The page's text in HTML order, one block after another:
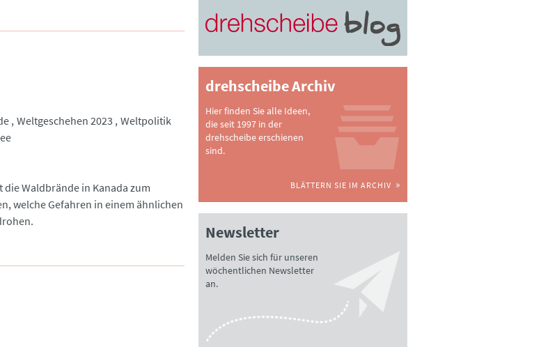
Weltgeschehen 2023 Weltpolitik
Waldbrände in Kanada zum
welche Gefahren in einem ähnlichen
drehscheibe Archiv
Hier finden Sie alle Ideen,
die seit 1997 in der
drehscheibe erschienen
sind.
BLÄTTERN SIE IM ARCHIV
Newsletter
Melden Sie sich für unseren
wöchentlichen Newsletter
an.